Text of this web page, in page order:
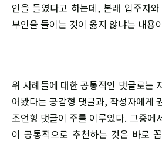
인을 들였다고 하는데, 본래 입주자
부인을 들이는 것이 옳지 않냐는 내용
위 사례들에 대한 공통적인 댓글로는
어봤다는 공감형 댓글과, 작성자에게
조언형 댓글이 주를 이루었다. 그중에
이 공통적으로 추천하는 것은 바로